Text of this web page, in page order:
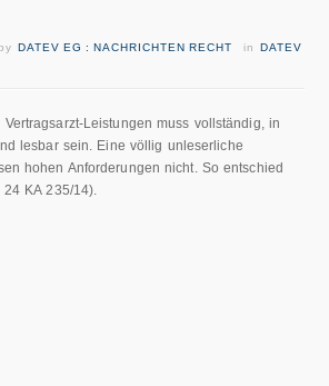
DATEV EG : NACHRICHTEN RECHT inDATEV
Leistungen muss vollständig, in
lesbar sein. Eine völlig unleserliche
hohen Anforderungen nicht. So entschied
KA 235/14).